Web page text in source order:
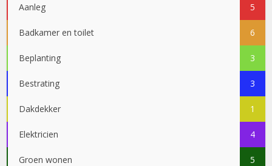
Aanleg 5
Badkamer en toilet 6
Beplanting 3
Bestrating 3
Dakdekker 1
Elektricien 4
Groen wonen 5